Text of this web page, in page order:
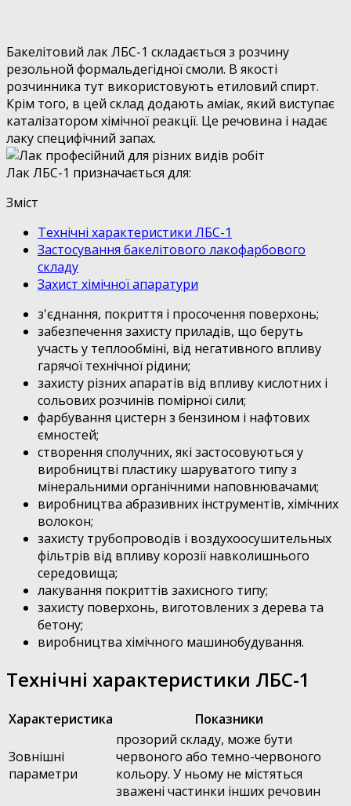
Бакелітовий лак ЛБС-1 складається з розчину
резольной формальдегідної смоли. В якості
розчинника тут використовують етиловий спирт.
Крім того, в цей склад додають аміак, який виступає
каталізатором хімічної реакції. Це речовина і надає
лаку специфічний запах.
Лак ЛБС-1 призначається для:
Зміст
Технічні характеристики ЛБС-1
Застосування бакелітового лакофарбового
складу
Захист хімічної апаратури
з'єднання, покриття і просочення поверхонь;
забезпечення захисту приладів, що беруть
участь у теплообміні, від негативного впливу
гарячої технічної рідини;
захисту різних апаратів від впливу кислотних і
сольових розчинів помірної сили;
фарбування цистерн з бензином і нафтових
ємностей;
створення сполучних, які застосовуються у
виробництві пластику шаруватого типу з
мінеральними органічними наповнювачами;
виробництва абразивних інструментів, хімічних
волокон;
захисту трубопроводів і воздухоосушительных
фільтрів від впливу корозії навколишнього
середовища;
лакування покриттів захисного типу;
захисту поверхонь, виготовлених з дерева та
бетону;
виробництва хімічного машинобудування.
Технічні характеристики ЛБС-1
Характеристика Показники
Зовнішні
параметри
прозорий складу, може бути
червоного або темно-червоного
кольору. У ньому не містяться
зважені частинки інших речовин